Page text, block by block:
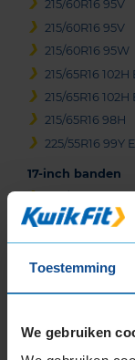
Toestemming
We gebruiken
215/60R16 95V
215/60R16 95V
215/60R16 95W
215/65R16
215/65R16
215/65R16 98H
225/55R16 99Y
17-inch banden
205/45R17 88H
205/45R17 88V
205/45R17 88V
205/45R17 88V
205/50R17 93V